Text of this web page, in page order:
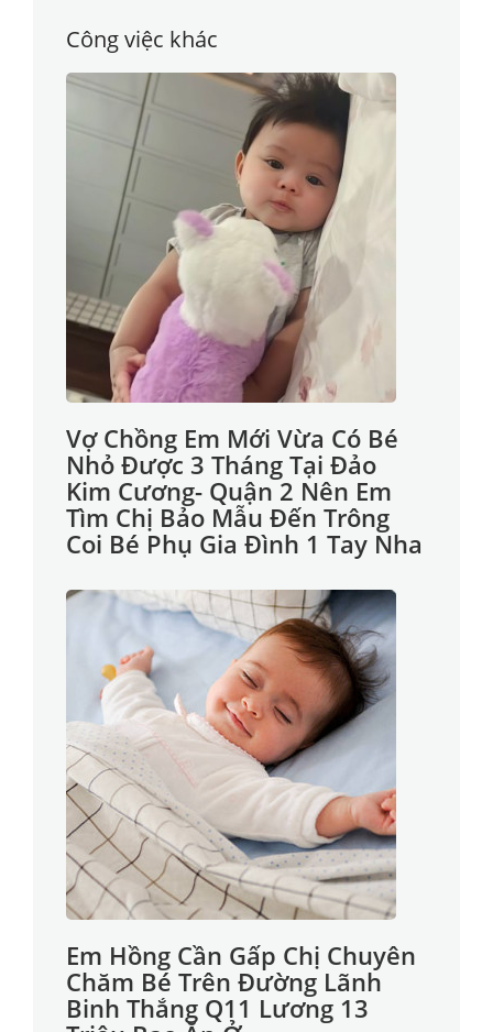
Công việc khác
Vợ Chồng Em Mới Vừa Có Bé
Nhỏ Được 3 Tháng Tại Đảo
Kim Cương- Quận 2 Nên Em
Tìm Chị Bảo Mẫu Đến Trông
Coi Bé Phụ Gia Đình 1 Tay Nha
Em Hồng Cần Gấp Chị Chuyên
Chăm Bé Trên Đường Lãnh
Binh Thắng Q11 Lương 13